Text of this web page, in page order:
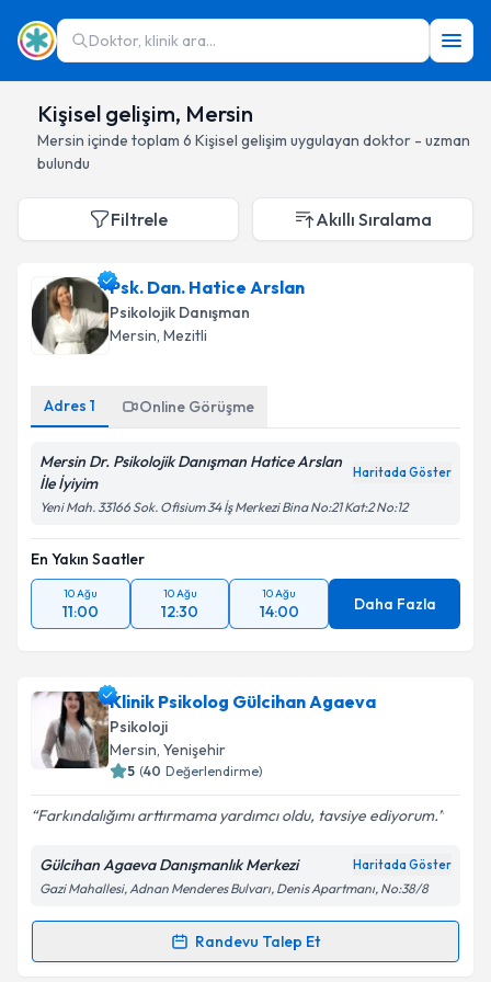
Doktor, klinik ara...
Kişisel gelişim, Mersin
Mersin içinde toplam 6 Kişisel gelişim uygulayan doktor - uzman
bulundu
Filtrele Akıllı Sıralama
Psk. Dan. Hatice Arslan
Psikolojik Danışman
Mersin, Mezitli
Adres 1 Online Görüşme
Mersin Dr. Psikolojik Danışman Hatice Arslan
İle İyiyim
Haritada Göster
Yeni Mah. 33166 Sok. Ofisium 34 İş Merkezi Bina No:21 Kat:2 No:12
En Yakın Saatler
10 Ağu
11:00
10 Ağu
12:30
10 Ağu
14:00 Daha Fazla
Klinik Psikolog Gülcihan Agaeva
Psikoloji
Mersin, Yenişehir
5 (40 Değerlendirme)
Farkındalığımı arttırmama yardımcı oldu, tavsiye ediyorum.
Gülcihan Agaeva Danışmanlık Merkezi Haritada Göster
Gazi Mahallesi, Adnan Menderes Bulvarı, Denis Apartmanı, No:38/8
Randevu Talep Et
Randevu Takvimi Talebi